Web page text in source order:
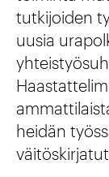
e
s
t
r
a
t
n
s
a
i
n
e
t
i
l
a
s
tutkijoiden
uusia
heidän